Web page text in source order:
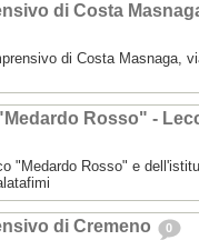
di Costa
di Costa Masnaga,
Rosso" -
"Medardo Rosso" e
di Cremeno 0